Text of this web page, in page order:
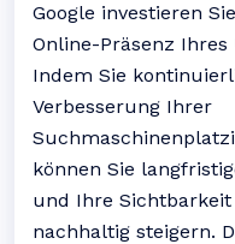
Google investieren
Online-Präsenz
Indem Sie
Verbesserung Ihrer
können Sie
und Ihre
nachhaltig steigern.